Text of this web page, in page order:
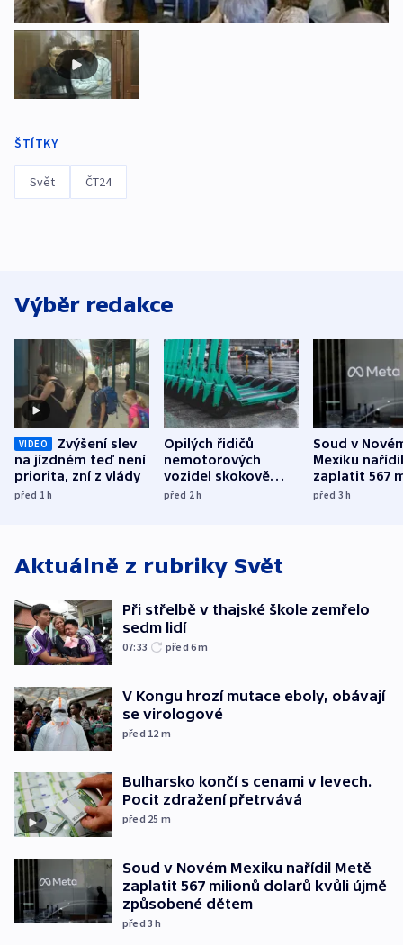
ŠTÍTKY
Svět ČT24
Výběr redakce
VIDEO
Zvýšení slev
na jízdném teď není
priorita, zní z vlády
před 1h
Opilých řidičů
nemotorových
vozidel skokově
přibylo, nejvíc ve
před 2h
Soud v
Mexiku
zaplatit 567
dolarů kvůli
před 3h
Aktuálně z rubriky Svět
Při střelbě v thajské škole zemřelo
sedm lidí
07:33 před 6m
V Kongu hrozí mutace eboly, obávají
se virologové
před 12 m
Bulharsko končí s cenami v levech.
Pocit zdražení přetrvává
před 25 m
Soud v Novém Mexiku nařídil Metě
zaplatit 567 milionů dolarů kvůli újmě
způsobené dětem
před 3h